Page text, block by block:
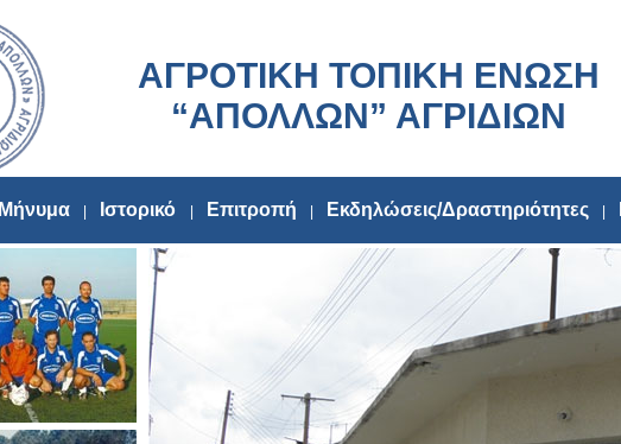
ΑΓΡΟΤΙΚΗ ΤΟΠΙΚΗ ΕΝΩΣΗ
“ΑΠΟΛΛΩΝ” ΑΓΡΙΔΙΩΝ
Μήνυμα Ιστορικό Επιτροπή Εκδηλώσεις/Δραστηριότητες